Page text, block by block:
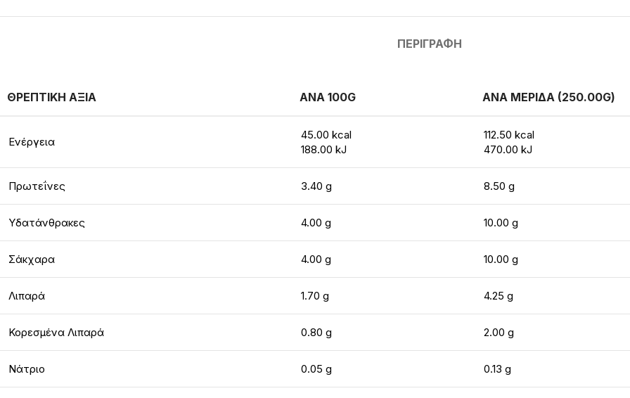
ΠΕΡΙΓΡΑΦΉ
ΘΡΕΠΤΙΚΗ ΑΞΙΑ ΑΝΑ 100G ΑΝΑ ΜΕΡΙΔΑ (250.00G)
Ενέργεια
45.00 kcal
188.00 kJ
112.50 kcal
470.00 kJ
Πρωτεΐνες 3.40 g 8.50 g
Υδατάνθρακες 4.00 g 10.00 g
Σάκχαρα 4.00 g 10.00 g
Λιπαρά 1.70 g 4.25 g
Κορεσμένα Λιπαρά 0.80 g 2.00 g
Νάτριο 0.05 g 0.13 g